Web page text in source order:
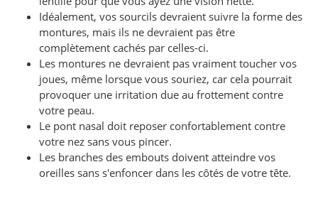
Idéalement, vos sourcils devraient suivre la forme des
montures, mais ils ne devraient pas être
complètement cachés par celles-ci.
Les montures ne devraient pas vraiment toucher vos
joues, même lorsque vous souriez, car cela pourrait
provoquer une irritation due au frottement contre
votre peau.
Le pont nasal doit reposer confortablement contre
votre nez sans vous pincer.
Les branches des embouts doivent atteindre vos
oreilles sans s'enfoncer dans les côtés de votre tête.